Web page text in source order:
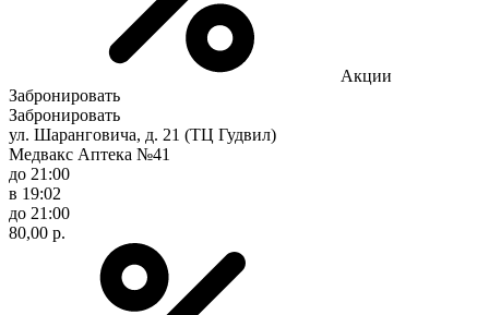
Акции
Забронировать
Забронировать
ул. Шаранговича, д. 21 (ТЦ Гудвил)
Медвакс Аптека №41
до 21:00
в 19:02
до 21:00
80,00 р.